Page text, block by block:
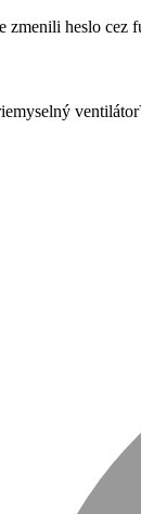
zmenili heslo cez
ventilátor